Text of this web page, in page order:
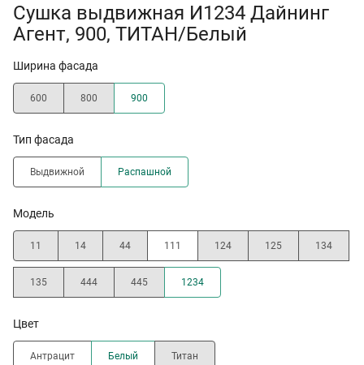
Сушка выдвижная И1234 Дайнинг
Агент, 900, ТИТАН/Белый
Ширина фасада
600 800 900
Тип фасада
Выдвижной Распашной
Модель
11 14 44 111 124 125 134
135 444 445 1234
Цвет
Антрацит Белый Титан